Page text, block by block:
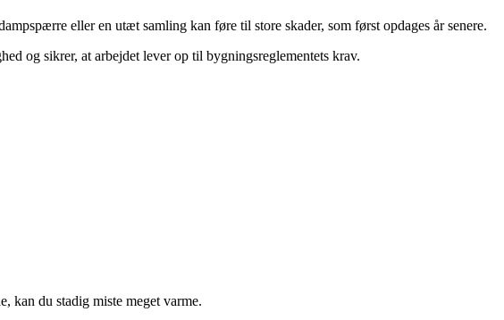
eller en utæt samling kan føre til store skader, som først opdages år senere.
og sikrer, at arbejdet lever op til bygningsreglementets krav.
kan du stadig miste meget varme.